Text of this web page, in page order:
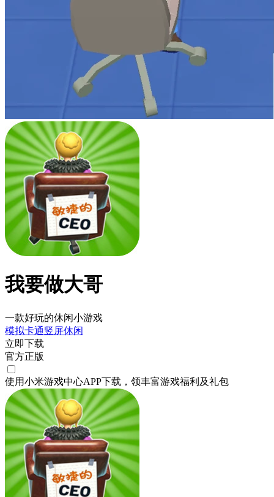
我要做大哥
一款好玩的休闲小游戏
模拟卡通竖屏休闲
立即下载
官方正版
使用小米游戏中心APP下载 ，领丰富游戏福利 及礼包